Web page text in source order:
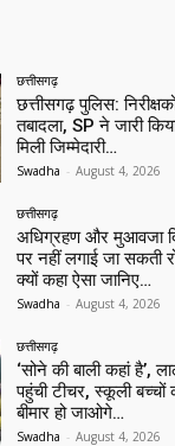
छत्तीसगढ़
छत्तीसगढ़ पुलिस:
तबादला, SP ने जारी
मिली जिम्मेदारी…
Swadha - August 4, 2026
छत्तीसगढ़
अधिग्रहण और मुआवजा
पर नहीं लगाई जा सकती
क्यों कहा ऐसा जानिए…
Swadha - August 4, 2026
छत्तीसगढ़
‘सोने की बाली कहां है’,
पहुंची टीचर, स्कूली बच्चों
बीमार हो जाओगे…
Swadha - August 4, 2026